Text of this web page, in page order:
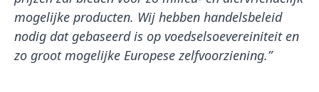
mogelijke producten. Wij hebben handelsbeleid
nodig dat gebaseerd is op voedselsoevereiniteit en
zo groot mogelijke Europese zelfvoorziening.”